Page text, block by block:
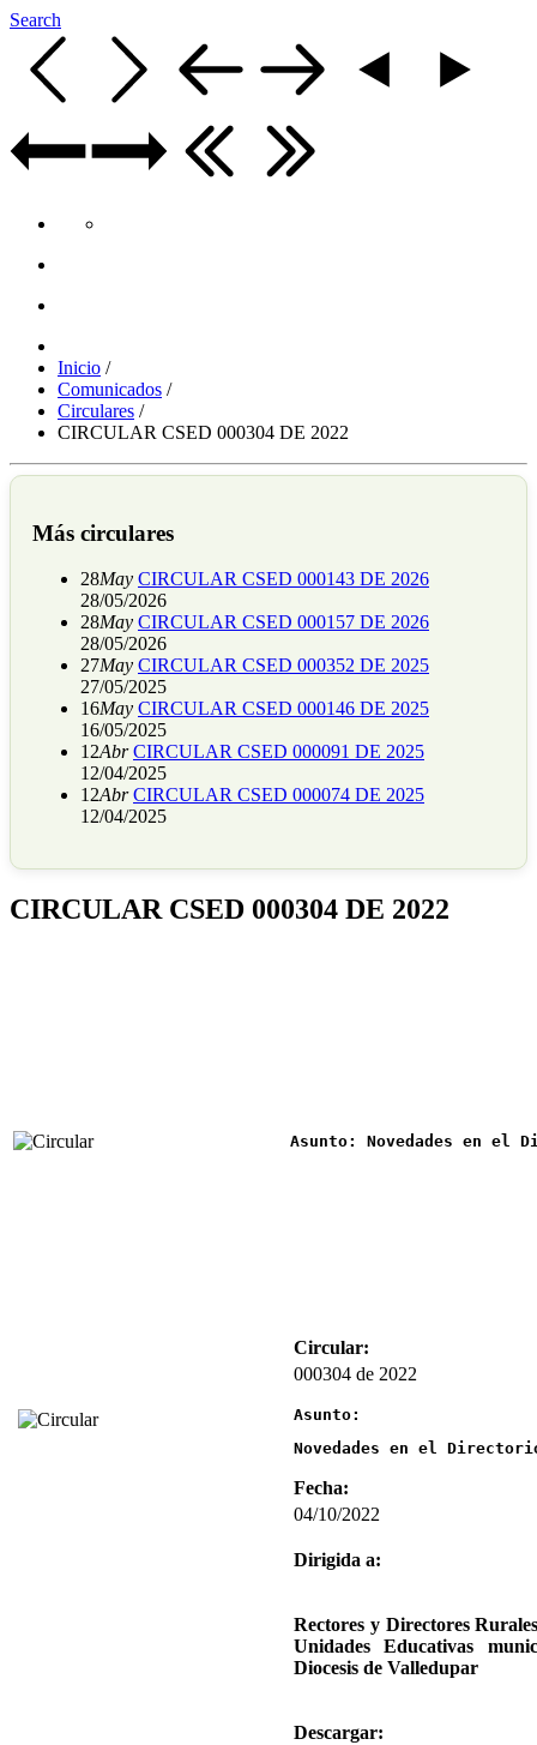
Search
Inicio /
Comunicados /
Circulares /
CIRCULAR CSED 000304 DE 2022
Más circulares
28May CIRCULAR CSED 000143 DE 2026
28/05/2026
28May CIRCULAR CSED 000157 DE 2026
28/05/2026
27May CIRCULAR CSED 000352 DE 2025
27/05/2025
16May CIRCULAR CSED 000146 DE 2025
16/05/2025
12Abr CIRCULAR CSED 000091 DE 2025
12/04/2025
12Abr CIRCULAR CSED 000074 DE 2025
12/04/2025
CIRCULAR CSED 000304 DE 2022
Asunto: Novedades en el
Circular:
000304 de 2022
Asunto:
Novedades en el
Fecha:
04/10/2022
Dirigida a:
Rectores y Directores
Unidades Educativas
Diocesis de Valledupar
Descargar: